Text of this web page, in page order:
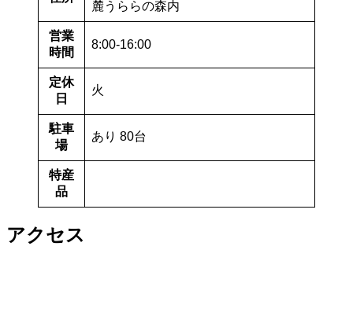
麓うららの森内
営業
時間
8:00-16:00
定休
日
火
駐車
場
あり 80台
特産
品
アクセス